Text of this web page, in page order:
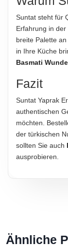
übernommen. Bitte
Produktverpackung;
Suntat steht für
Erfahrung in
breite Palette
in Ihre Küche
Basmati
Fazit
Suntat Yaprak
authentischen
möchten.
der türkischen
sollten Sie auch
ausprobieren.
Ähnliche